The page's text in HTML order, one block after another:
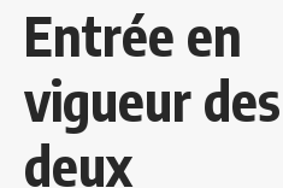
Entrée en
vigueur des
deux